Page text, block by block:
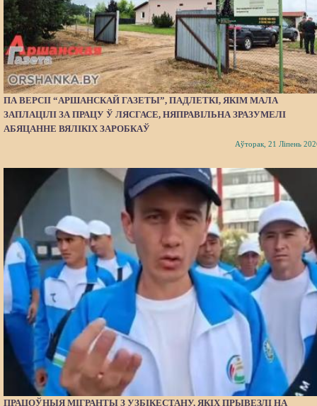
ПА ВЕРСІІ “АРШАНСКАЙ ГАЗЕТЫ”, ПАДЛЕТКІ, ЯКІМ МАЛА
ЗАПЛАЦІЛІ ЗА ПРАЦУ Ў ЛЯСГАСЕ, НЯПРАВІЛЬНА ЗРАЗУМЕЛІ
АБЯЦАННЕ ВЯЛІКІХ ЗАРОБКАЎ
Аўторак, 21 Ліпень
ПРАЦОЎНЫЯ МІГРАНТЫ З УЗБІКЕСТАНУ, ЯКІХ ПРЫВЕЗЛІ НА